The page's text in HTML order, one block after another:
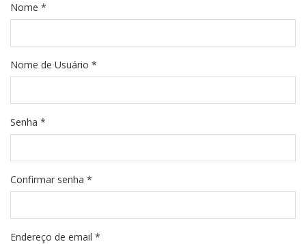
Nome *
Nome de Usuário *
Senha *
Confirmar senha *
Endereço de email *